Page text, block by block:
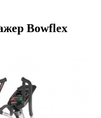
Bowflex